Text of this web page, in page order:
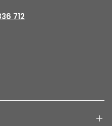
712